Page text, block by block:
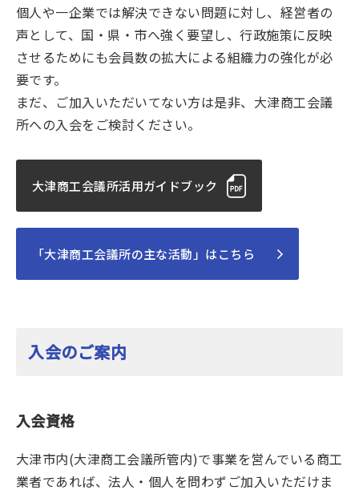
個人や一企業では解決できない問題に対し、経営者の
声として、国・県・市へ強く要望し、行政施策に反映
させるためにも会員数の拡大による組織力の強化が必
要です。
まだ、ご加入いただいてない方は是非、大津商工会議
所への入会をご検討ください。
大津商工会議所活用ガイドブック
「大津商工会議所の主な活動」はこちら
入会のご案内
入会資格
大津市内(大津商工会議所管内)で事業を営んでいる商工
業者であれば、法人・個人を問わずご加入いただけま